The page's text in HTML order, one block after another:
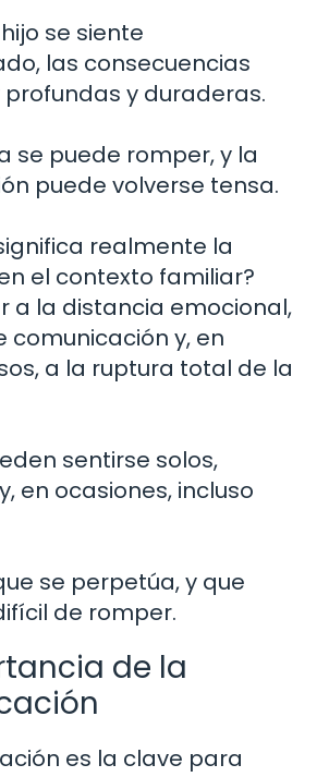
se siente
las consecuencias
y duraderas.
se puede romper, y la
puede volverse tensa.
realmente la
el contexto familiar?
a la distancia emocional,
comunicación y, en
a la ruptura total de la
sentirse solos,
en ocasiones, incluso
se perpetúa, y que
de romper.
de la
es la clave para